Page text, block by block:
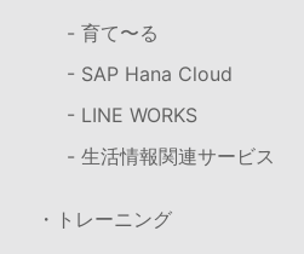
- 育て〜る
- SAP Hana Cloud
- LINE WORKS
- 生活情報関連サービス
・トレーニング